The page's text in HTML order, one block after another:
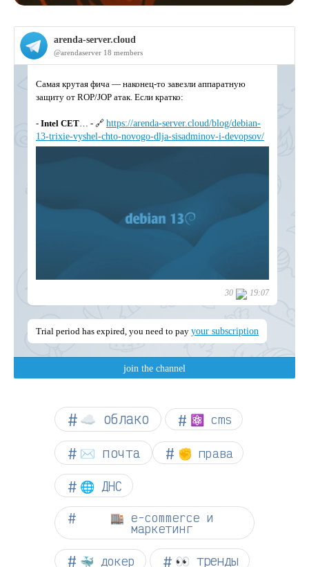
☁︎ облако ⚛ cms
✉️ почта ✊ права
🌐 ДНС
🏬 e-commerce и
маркетинг
🐳 докер 👀 тренды